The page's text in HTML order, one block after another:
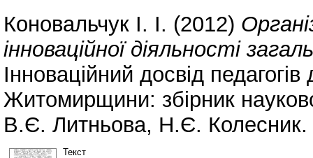
Коновальчук І. І. (2012)
інноваційної діяльності
Інноваційний досвід
Житомирщини: збірник
В.Є. Литньова, Н.Є.
Текст